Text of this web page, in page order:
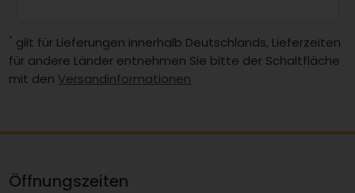
* gilt für Lieferungen innerhalb Deutschlands, Lieferzeiten
für andere Länder entnehmen Sie bitte der Schaltfläche
mit den Versandinformationen
Öffnungszeiten